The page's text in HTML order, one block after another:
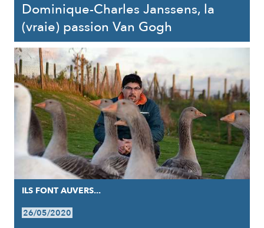
Dominique-Charles Janssens, la
(vraie) passion Van Gogh
ILS FONT AUVERS...
26/05/2020